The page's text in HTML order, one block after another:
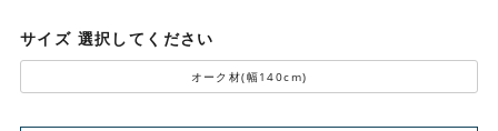
サイズ 選択してください
オーク材(幅140cm)